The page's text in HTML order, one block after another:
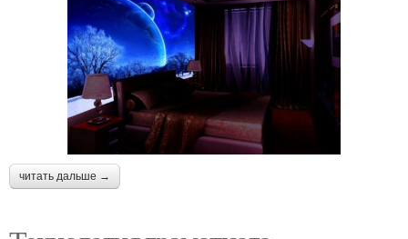
читать дальше →